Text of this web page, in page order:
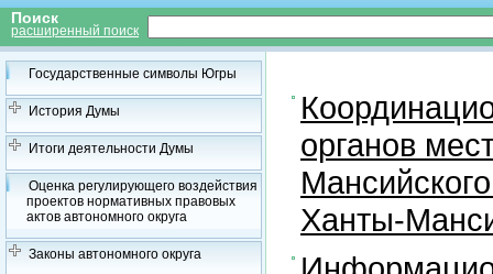
Поиск
расширенный поиск
Государственные символы Югры
История Думы
Итоги деятельности Думы
Оценка регулирующего воздействия
проектов нормативных правовых
актов автономного округа
Законы автономного округа
органов
Ханты-